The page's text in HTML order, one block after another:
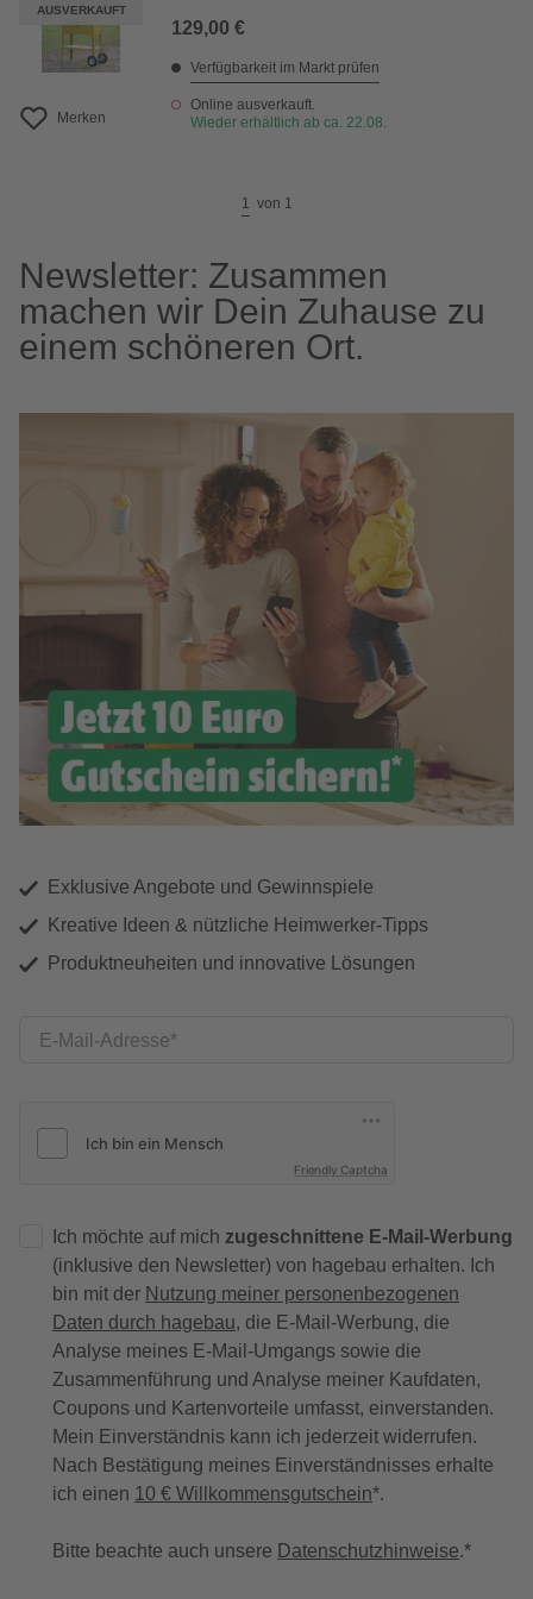
AUSVERKAUFT
Merken
129,00 €
Verfügbarkeit im Markt prüfen
Online ausverkauft.
Wieder erhältlich ab ca. 22.08.
1 von 1
Newsletter: Zusammen
machen wir Dein Zuhause zu
einem schöneren Ort.
Exklusive Angebote und Gewinnspiele
Kreative Ideen & nützliche Heimwerker-Tipps
Produktneuheiten und innovative Lösungen
E-Mail-Adresse
Friendly Captcha
Ich möchte auf mich zugeschnittene E-Mail-Werbung
(inklusive den Newsletter) von hagebau erhalten. Ich
bin mit der Nutzung meiner personenbezogenen
Daten durch hagebau, die E-Mail-Werbung, die
Analyse meines E-Mail-Umgangs sowie die
Zusammenführung und Analyse meiner Kaufdaten,
Coupons und Kartenvorteile umfasst, einverstanden.
Mein Einverständnis kann ich jederzeit widerrufen.
Nach Bestätigung meines Einverständnisses erhalte
ich einen 10 € Willkommensgutschein*.
Bitte beachte auch unsere Datenschutzhinweise.